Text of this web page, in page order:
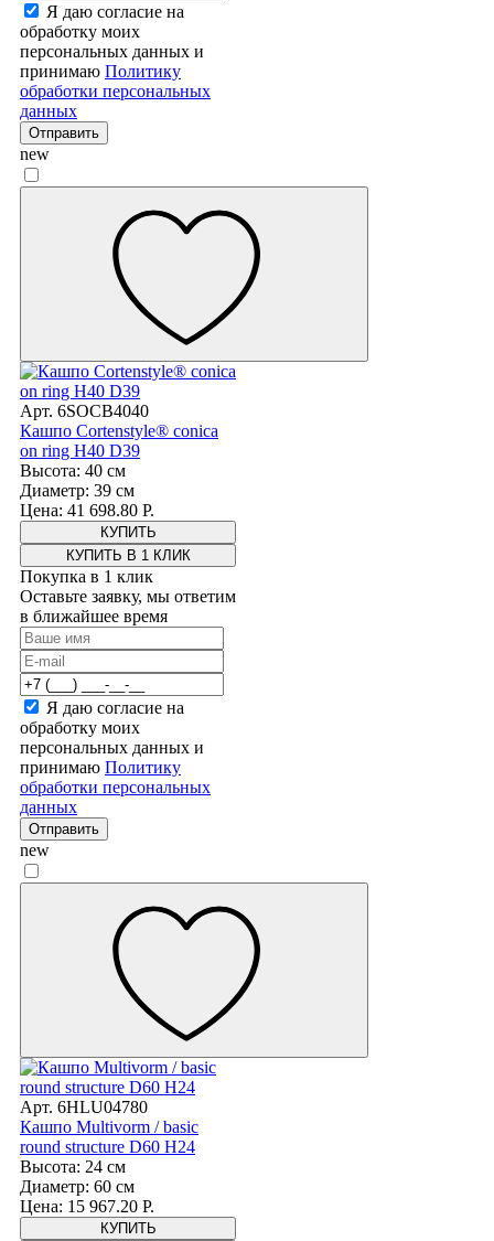
Я даю согласие на
обработку моих
персональных данных и
принимаю Политику
обработки персональных
данных
Отправить
new
Арт. 6SOCB4040
Кашпо Cortenstyle® conica
on ring H40 D39
Высота: 40 см
Диаметр: 39 см
Цена: 41 698.80 Р.
КУПИТЬ В 1 КЛИК
Покупка в 1 клик
Оставьте заявку, мы ответим
в ближайшее время
Я даю согласие на
обработку моих
персональных данных и
принимаю Политику
обработки персональных
данных
Отправить
new
Арт. 6HLU04780
Кашпо Multivorm / basic
round structure D60 H24
Высота: 24 см
Диаметр: 60 см
Цена: 15 967.20 Р.